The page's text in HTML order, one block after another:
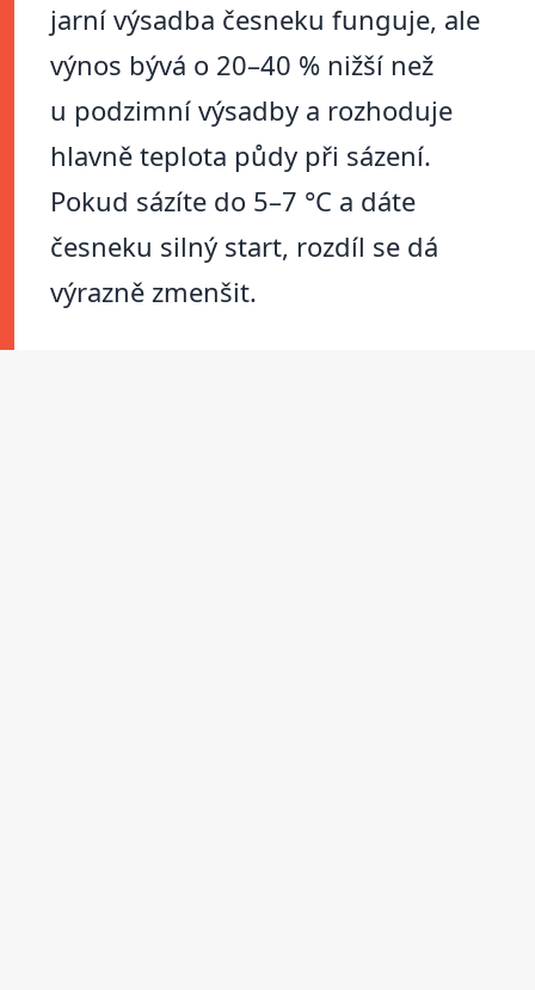
jarní výsadba česneku funguje, ale
výnos bývá o 20–40 % nižší než
u podzimní výsadby a rozhoduje
hlavně teplota půdy při sázení.
Pokud sázíte do 5–7 °C a dáte
česneku silný start, rozdíl se dá
výrazně zmenšit.